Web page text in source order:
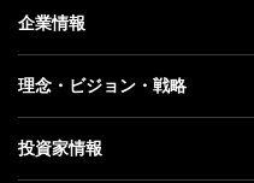
ニュース トップ
プレスリリース
更新情報
企業情報
企業情報 トップ
社長メッセージ
理念・ビジョン・戦略
理念・ビジョン・戦略 トッ
投資家情報